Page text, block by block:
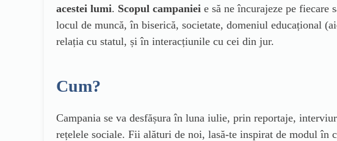
acestei lumi. Scopul campaniei e să ne încurajeze pe
locul de muncă, în biserică, societate, domeniul educațional
relația cu statul, și în interacțiunile cu cei din jur.
Cum?
Campania se va desfășura în luna iulie, prin reportaje,
rețelele sociale. Fii alături de noi, lasă-te inspirat de modul în